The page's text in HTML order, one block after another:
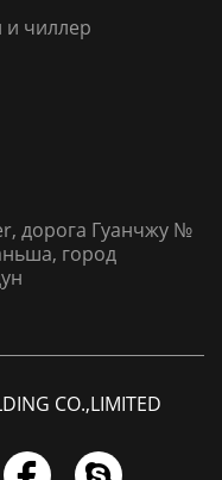
чиллер
дорога Гуанчжу №
город
CO.,LIMITED